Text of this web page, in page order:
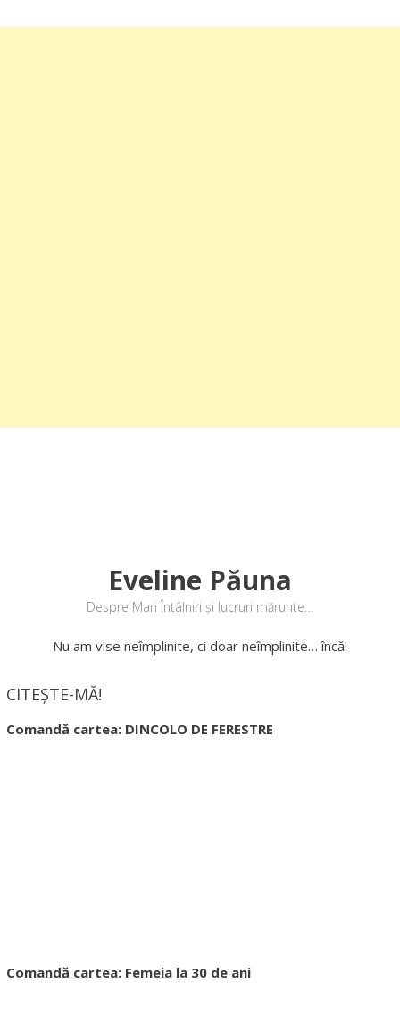
Eveline Păuna
Despre Mari Întâlniri și lucruri mărunte…
Nu am vise neîmplinite, ci doar neîmplinite… încă!
CITEȘTE-MĂ!
Comandă cartea: DINCOLO DE FERESTRE
Comandă cartea: Femeia la 30 de ani